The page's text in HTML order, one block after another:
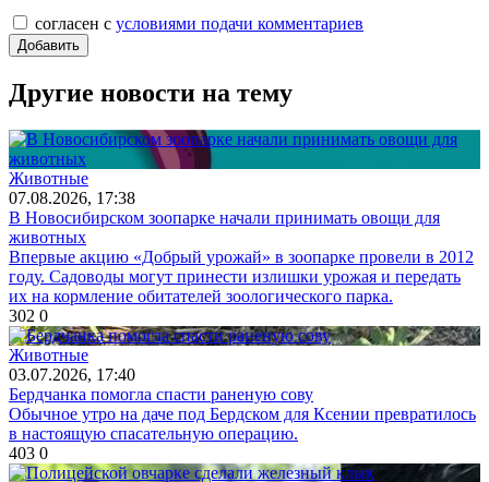
согласен с условиями подачи комментариев
Другие новости на тему
Животные
07.08.2026, 17:38
В Новосибирском зоопарке начали принимать овощи для
животных
Впервые акцию «Добрый урожай» в зоопарке провели в 2012
году. Садоводы могут принести излишки урожая и передать
их на кормление обитателей зоологического парка.
302 0
Животные
03.07.2026, 17:40
Бердчанка помогла спасти раненую сову
Обычное утро на даче под Бердском для Ксении превратилось
в настоящую спасательную операцию.
403 0